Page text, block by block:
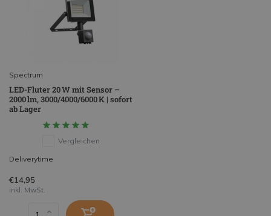
Spectrum
LED-Fluter 20 W mit Sensor –
2000 lm, 3000/4000/6000 K | sofort
ab Lager
Vergleichen
Deliverytime
€14,95
inkl. MwSt.